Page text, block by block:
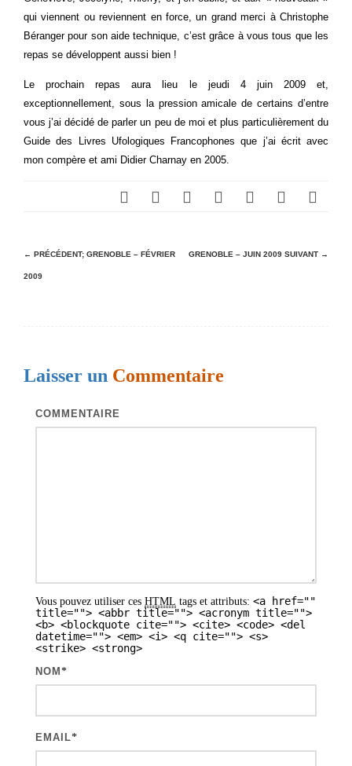
qui viennent ou reviennent en force, un grand merci à Christophe
Béranger pour son aide technique, c’est grâce à vous tous que les
repas se développent aussi bien !
Le prochain repas aura lieu le jeudi 4 juin 2009 et,
exceptionnellement, sous la pression amicale de certains d’entre
vous j’ai décidé de parler un peu de moi et plus particulièrement du
Guide des Livres Ufologiques Francophones que j’ai écrit avec
mon compère et ami Didier Charnay en 2005.
N
a
a
← PRÉCÉDENT; GRENOBLE – FÉVRIER
2009
GRENOBLE – JUIN 2009 SUIVANT →
Laisser un Commentaire
COMMENTAIRE
Vous pouvez utiliser ces HTML tags et attributs: <a href=""
title=""> <abbr title=""> <acronym title="">
<b> <blockquote cite=""> <cite> <code> <del
datetime=""> <em> <i> <q cite=""> <s>
<strike> <strong>
NOM *
EMAIL*